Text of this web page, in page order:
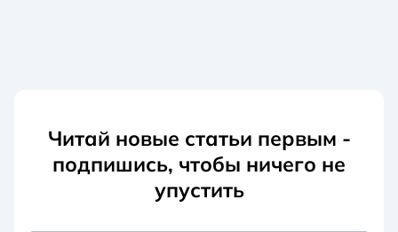
Читай новые статьи первым -
подпишись, чтобы ничего не
упустить